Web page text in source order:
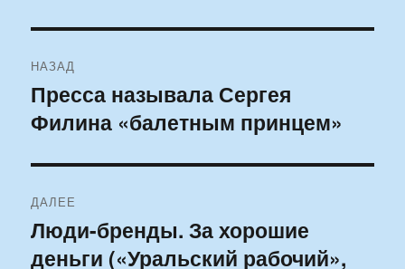
по
записям
НАЗАД
Предыдущая
запись:
Пресса называла Сергея
Филина «балетным принцем»
ДАЛЕЕ
Следующая
запись:
Люди-бренды. За хорошие
деньги («Уральский рабочий»,